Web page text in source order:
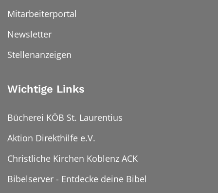
Mitarbeiterportal
Newsletter
Stellenanzeigen
Wichtige Links
Bücherei KÖB St. Laurentius
Aktion Direkthilfe e.V.
Christliche Kirchen Koblenz ACK
Bibelserver - Entdecke deine Bibel